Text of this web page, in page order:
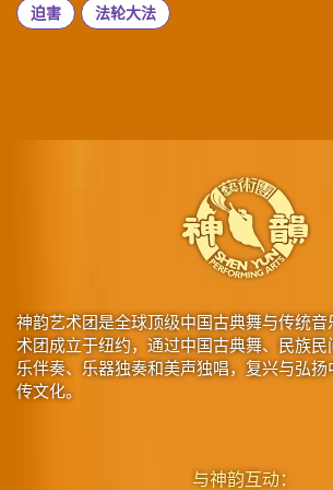
迫害 法轮大法
神韵艺术团是全球顶级中国古典舞与传统音
术团成立于纽约，通过中国古典舞、民族
乐伴奏、乐器独奏和美声独唱，复兴与弘
传文化。
与神韵互动：